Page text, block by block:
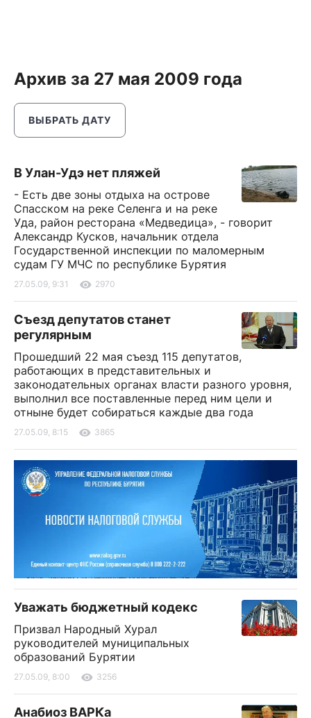
Архив за 27 мая 2009 года
ВЫБРАТЬ ДАТУ
В Улан-Удэ нет пляжей
- Есть две зоны отдыха на острове
Спасском на реке Селенга и на реке
Уда, район ресторана «Медведица», - говорит
Александр Кусков, начальник отдела
Государственной инспекции по маломерным
судам ГУ МЧС по республике Бурятия
27.05.09, 9:31 2970
Съезд депутатов станет
регулярным
Прошедший 22 мая съезд 115 депутатов,
работающих в представительных и
законодательных органах власти разного уровня,
выполнил все поставленные перед ним цели и
отныне будет собираться каждые два года
27.05.09, 8:15 3865
Уважать бюджетный кодекс
Призвал Народный Хурал
руководителей муниципальных
образований Бурятии
27.05.09, 8:00 3256
Анабиоз ВАРКа